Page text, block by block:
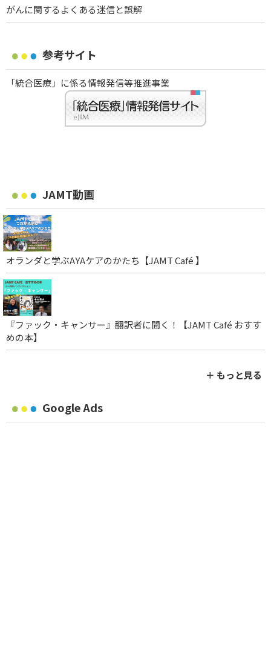
がんに関するよくある迷信と誤解
参考サイト
「統合医療」に係る情報発信等推進事業
JAMT動画
オランダと学ぶAYAケアのかたち【JAMT Café 】
『ファック・キャンサー』翻訳者に聞く！【JAMT Café おすす
めの本】
＋ もっと見る
Google Ads